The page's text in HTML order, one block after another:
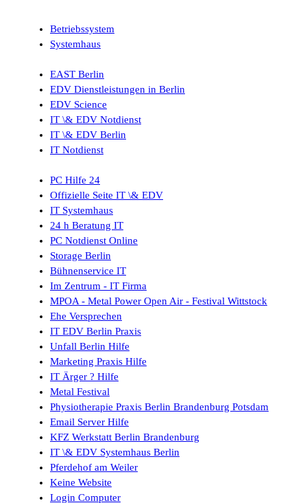
Betriebssystem
Systemhaus
EAST Berlin
EDV Dienstleistungen in Berlin
EDV Science
IT \& EDV Notdienst
IT \& EDV Berlin
IT Notdienst
PC Hilfe 24
Offizielle Seite IT \& EDV
IT Systemhaus
24 h Beratung IT
PC Notdienst Online
Storage Berlin
Bühnenservice IT
Im Zentrum - IT Firma
MPOA - Metal Power Open Air - Festival Wittstock
Ehe Versprechen
IT EDV Berlin Praxis
Unfall Berlin Hilfe
Marketing Praxis Hilfe
IT Ärger ? Hilfe
Metal Festival
Physiotherapie Praxis Berlin Brandenburg Potsdam
Email Server Hilfe
KFZ Werkstatt Berlin Brandenburg
IT \& EDV Systemhaus Berlin
Pferdehof am Weiler
Keine Website
Login Computer